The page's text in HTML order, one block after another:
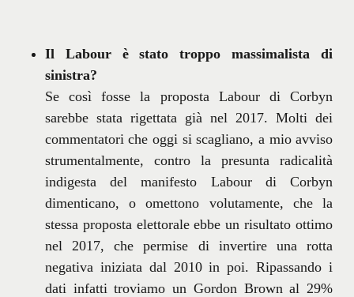
Il Labour è stato troppo massimalista di
sinistra?
Se così fosse la proposta Labour di Corbyn
sarebbe stata rigettata già nel 2017. Molti dei
commentatori che oggi si scagliano, a mio avviso
strumentalmente, contro la presunta radicalità
indigesta del manifesto Labour di Corbyn
dimenticano, o omettono volutamente, che la
stessa proposta elettorale ebbe un risultato ottimo
nel 2017, che permise di invertire una rotta
negativa iniziata dal 2010 in poi. Ripassando i
dati infatti troviamo un Gordon Brown al 29%